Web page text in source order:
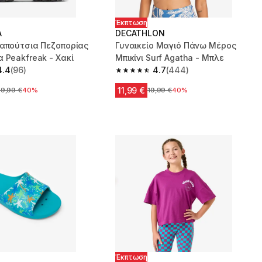
Πεζοπορίας
Peakfreak - Χακί
stars from 96 reviews
(96)
τιμή
€40%
Έκπτωση
DECATHLON
Γυναικείο Μαγιό Πάνω Μέρος
Μπικίνι Surf Agatha - Μπλε
4.7
4.7 out of 5 stars from 444 reviews
(444)
11,99 € Αρχική τιμή
19,99 €40%
Έκπτωση